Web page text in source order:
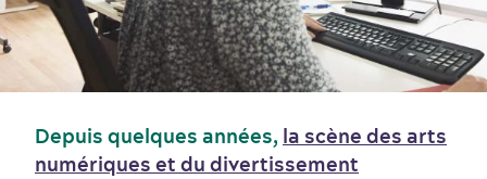
Depuis quelques années, la scène des arts
numériques et du divertissement